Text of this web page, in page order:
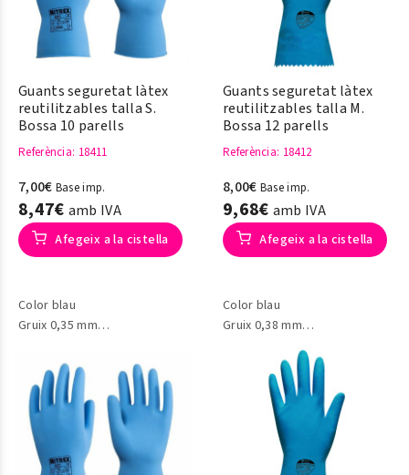
Guants seguretat làtex
reutilitzables talla S.
Bossa 10 parells
Referència: 18411
7,00€ Base imp.
8,47€ amb IVA
Afegeix a la cistella
Color blau
Gruix 0,35 mm
Guants seguretat làtex
reutilitzables talla M.
Bossa 12 parells
Referència: 18412
8,00€ Base imp.
9,68€ amb IVA
Afegeix a la cistella
Color blau
Gruix 0,38 mm